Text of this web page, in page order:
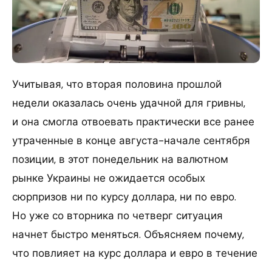
Учитывая, что вторая половина прошлой
недели оказалась очень удачной для гривны,
и она смогла отвоевать практически все ранее
утраченные в конце августа-начале сентября
позиции, в этот понедельник на валютном
рынке Украины не ожидается особых
сюрпризов ни по курсу доллара, ни по евро.
Но уже со вторника по четверг ситуация
начнет быстро меняться. Объясняем почему,
что повлияет на курс доллара и евро в течение